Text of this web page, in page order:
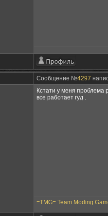
Сообщение №4297
Кстати у меня проблема
все работает гуд .
=TMG= Team Moding